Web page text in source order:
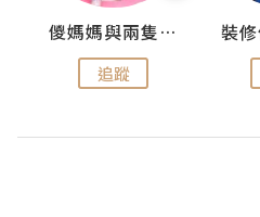
儍媽媽與兩隻小魔怪之家
追蹤